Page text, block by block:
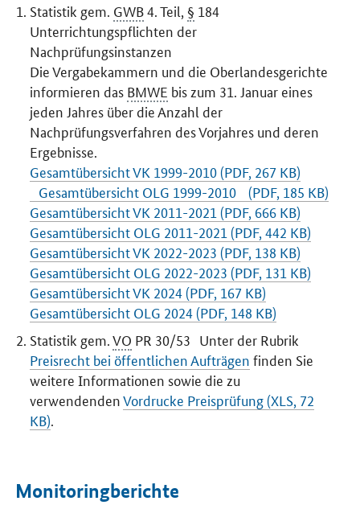
Statistik gem. GWB4. Teil, § 184
Unterrichtungspflichten der
Nachprüfungsinstanzen
Die Vergabekammern und die Oberlandesgerichte
informieren das BMWE bis zum 31. Januar eines
jeden Jahres über die Anzahl der
Nachprüfungsverfahren des Vorjahres und deren
Ergebnisse.
Gesamtübersicht VK 1999-2010 (PDF, 267 KB)
Gesamtübersicht OLG 1999-2010 (PDF, 185 KB)
Gesamtübersicht VK 2011-2021 (PDF, 666 KB)
Gesamtübersicht OLG 2011-2021 (PDF, 442 KB)
Gesamtübersicht VK 2022-2023 (PDF, 138 KB)
Gesamtübersicht OLG 2022-2023 (PDF, 131 KB)
Gesamtübersicht VK 2024 (PDF, 167 KB)
Gesamtübersicht OLG 2024 (PDF, 148 KB)
Statistik gem.VO PR 30/53 Unter der Rubrik
Preisrecht bei öffentlichen Aufträgen finden Sie
weitere Informationen sowie die zu
verwendendenVordrucke Preisprüfung (XLS, 72
KB).
Monitoringberichte